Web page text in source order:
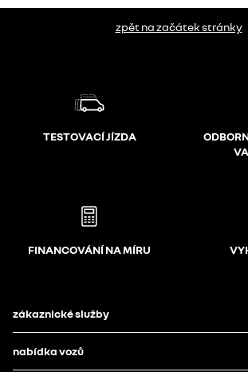
zpět na začátek stránky
TESTOVACÍ JÍZDA
FINANCOVÁNÍ NA MÍRU
zákaznické služby
nabídka vozů